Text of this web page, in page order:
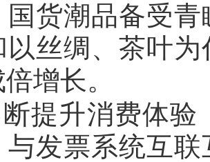
国货潮品备受
以丝绸、茶叶
增长。
提升消费体
与发票系统互